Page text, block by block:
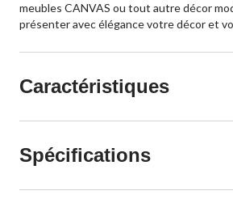
meubles CANVAS ou tout autre décor
présenter avec élégance votre décor et
Caractéristiques
Spécifications